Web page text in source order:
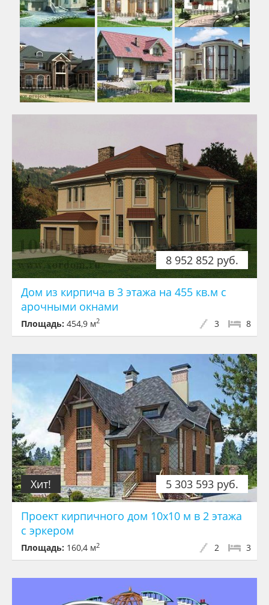
8 952 852 руб.
Дом из кирпича в 3 этажа на 455 кв.м с
арочными окнами
Площадь: 454,9 м2 8
3
5 303 593 руб.
Хит!
Проект кирпичного дом 10х10 м в 2 этажа
с эркером
Площадь: 160,4 м2 3
2